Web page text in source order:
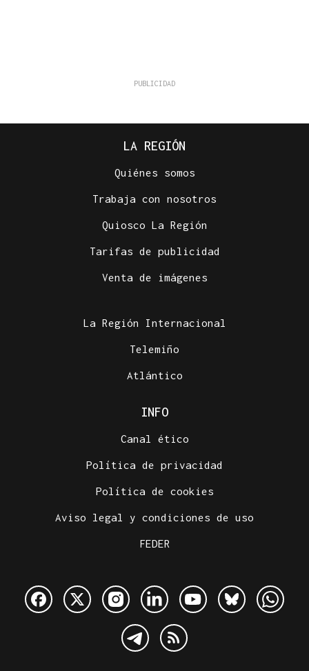
LA REGIÓN
Quiénes somos
Trabaja con nosotros
Quiosco La Región
Tarifas de publicidad
Venta de imágenes
La Región Internacional
Telemiño
Atlántico
INFO
Canal ético
Política de privacidad
Política de cookies
Aviso legal y condiciones de uso
FEDER